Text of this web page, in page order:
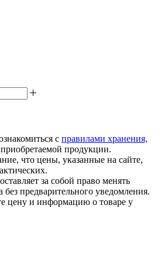
с правилами хранения,
приобретаемой продукции.
что цены, указанные на сайте,
за собой право менять
без предварительного уведомления.
цену и информацию о товаре у